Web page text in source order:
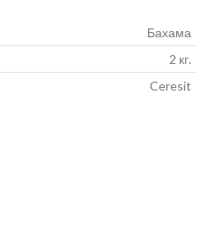
Бахама
2 кг.
Ceresit